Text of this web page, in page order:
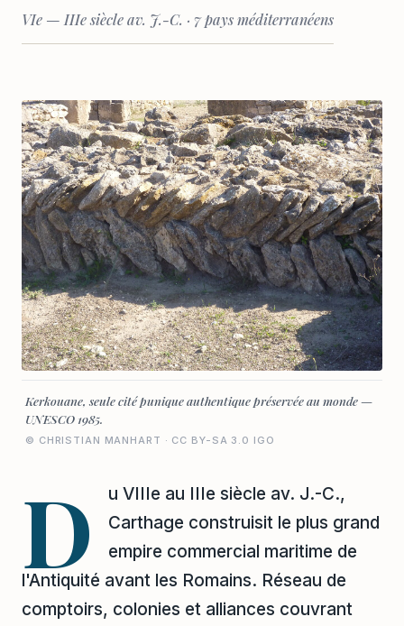
VIe — IIIe siècle av. J.-C. · 7 pays méditerranéens
Kerkouane, seule cité punique authentique préservée au monde —
UNESCO 1985.
© CHRISTIAN MANHART · CC BY-SA 3.0 IGO
D
u VIIIe au IIIe siècle av. J.-C.,
Carthage construisit le plus grand
empire commercial maritime de
l'Antiquité avant les Romains. Réseau de
comptoirs, colonies et alliances couvrant